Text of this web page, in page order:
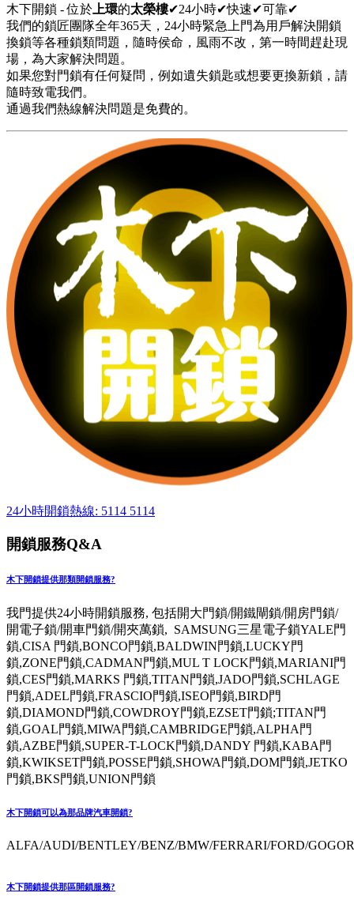
木下開鎖 - 位於 上環的太榮樓✔24小時✔快速✔可靠✔
我們的鎖匠團隊全年365天，24小時緊急上門為用戶解決開鎖
換鎖等各種鎖類問題，隨時侯命，風雨不改，第一時間趕赴現
場，為大家解決問題。
如果您對門鎖有任何疑問，例如遺失鎖匙或想要更換新鎖，請
隨時致電我們。
通過我們熱線解決問題是免費的。
24小時開鎖熱線: 5114 5114
開鎖服務Q&A
木下開鎖提供那類開鎖服務?
我門提供24小時開鎖服務, 包括開大門鎖/開鐵閘鎖/開房門鎖/
開電子鎖/開車門鎖/開夾萬鎖, SAMSUNG三星電子鎖YALE門
鎖,CISA 門鎖,BONCO門鎖,BALDWIN門鎖,LUCKY門
鎖,ZONE門鎖,CADMAN門鎖,MUL T LOCK門鎖,MARIANI門
鎖,CES門鎖,MARKS 門鎖,TITAN門鎖,JADO門鎖,SCHLAGE
門鎖,ADEL門鎖,FRASCIO門鎖,ISEO門鎖,BIRD門
鎖,DIAMOND門鎖,COWDROY門鎖,EZSET門鎖;TITAN門
鎖,GOAL門鎖,MIWA門鎖,CAMBRIDGE門鎖,ALPHA門
鎖,AZBE門鎖,SUPER-T-LOCK門鎖,DANDY 門鎖,KABA門
鎖,KWIKSET門鎖,POSSE門鎖,SHOWA門鎖,DOM門鎖,JETKO
門鎖,BKS門鎖,UNION門鎖
木下開鎖可以為那品牌汽車開鎖?
ALFA/AUDI/BENTLEY/BENZ/BMW/FERRARI/FORD/
木下開鎖提供那區開鎖服務?